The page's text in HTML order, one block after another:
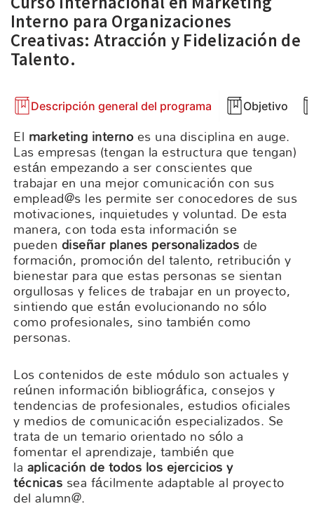
Interno para Organizaciones
Creativas: Atracción y Fidelización de
Talento.
Descripción general del programa Objetivo
El marketing internoes una disciplina en auge.
Las empresas (tengan la estructura que tengan)
están empezando a ser conscientes que
trabajar en una mejor comunicación con sus
emplead@s les permite ser conocedores de sus
motivaciones, inquietudes y voluntad. De esta
manera, con toda esta información se
pueden diseñar planes personalizadosde
formación, promoción del talento, retribución y
bienestar para que estas personas se sientan
orgullosas y felices de trabajar en un proyecto,
sintiendo que están evolucionando no sólo
como profesionales, sino también como
personas.
Los contenidos de este módulo son actuales y
reúnen información bibliográfica, consejos y
tendencias de profesionales, estudios oficiales
y medios de comunicación especializados. Se
trata de un temario orientado no sólo a
fomentar el aprendizaje, también que
la aplicación de todos los ejercicios y
técnicas sea fácilmente adaptable al proyecto
del alumn@.